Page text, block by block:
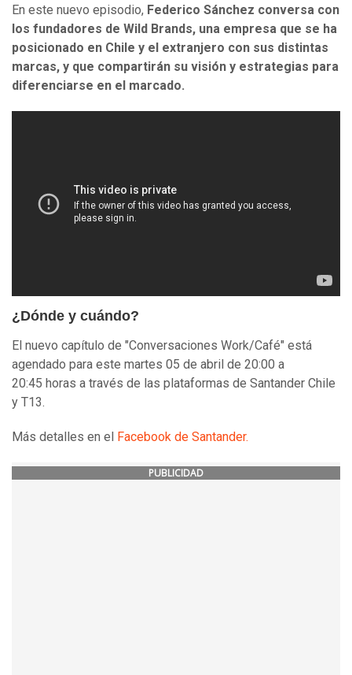
En este nuevo episodio, Federico Sánchez conversa con
los fundadores de Wild Brands, una empresa que se ha
posicionado en Chile y el extranjero con sus distintas
marcas, y que compartirán su visión y estrategias para
diferenciarse en el marcado.
¿Dónde y cuándo?
El nuevo capítulo de "Conversaciones Work/Café" está
agendado para este martes 05 de abril de 20:00 a
20:45 horas a través de las plataformas de Santander Chile
y T13.
Más detalles en el Facebook de Santander.
PUBLICIDAD